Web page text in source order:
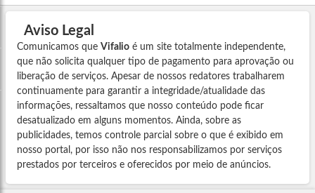
Aviso Legal
Comunicamos que Vifalio é um site totalmente independente,
que não solicita qualquer tipo de pagamento para aprovação ou
liberação de serviços. Apesar de nossos redatores trabalharem
continuamente para garantir a integridade/atualidade das
informações, ressaltamos que nosso conteúdo pode ficar
desatualizado em alguns momentos. Ainda, sobre as
publicidades, temos controle parcial sobre o que é exibido em
nosso portal, por isso não nos responsabilizamos por serviços
prestados por terceiros e oferecidos por meio de anúncios.